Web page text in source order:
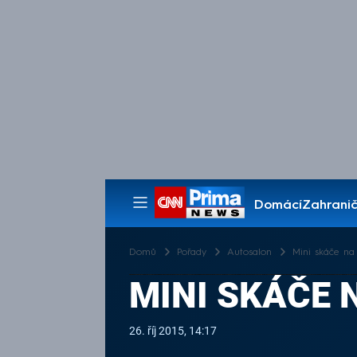
Domácí
Pořady
Domů Pořady Autosalon Mini skáče
MINI SKÁČE
26. říj 2015, 14:17